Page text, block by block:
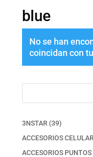
blue
No se han
coincidan con
3NSTAR 3939
productos
ACCESORIOS
ACCESORIOS